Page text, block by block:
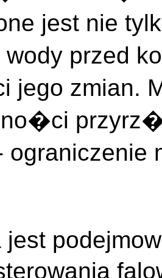
jest nie
przed
jego zmian.
jest